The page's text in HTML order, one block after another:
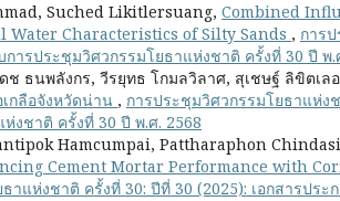
Suched Likitlersuang, Combined
Water Characteristics of Silty Sands , การ
การประชุมวิศวกรรมโยธาแห่งชาติ ครั้งที่ 30 ปี พ.
ช ธนพลังกร, วีรยุทธ โกมลวิลาศ, สุเชษฐ์ ลิขิตเล
กลือจังหวัดน่าน , การประชุมวิศวกรรมโยธาแห่ง
งชาติ ครั้งที่ 30 ปี พ.ศ. 2568
Hamcumpai, Pattharaphon
Cement Mortar Performance with
าแห่งชาติ ครั้งที่ 30: ปีที่ 30 (2025): เอกสารปร